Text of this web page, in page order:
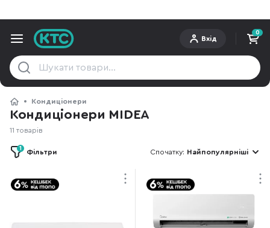
Вхід
0
Кондиціонери
Кондиціонери MIDEA
11 товарів
Фільтри
1 Спочатку: Найпопулярніші